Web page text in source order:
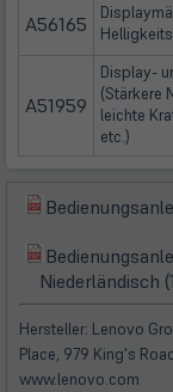
A56165
A51959
Display-
(Stärkere
leichte
etc.)
in
neuem
Tab)
(öffnet
in
neuem
Tab)
Niederländisch
Hersteller: Lenovo
Place, 979 King's
www.lenovo.com